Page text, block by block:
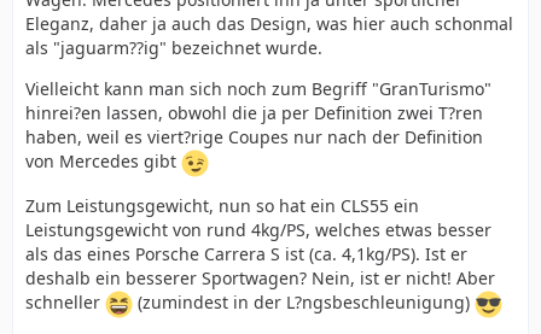
Eleganz, daher ja auch das Design, was hier auch schonmal
als "jaguarm??ig" bezeichnet wurde.
Vielleicht kann man sich noch zum Begriff "GranTurismo"
hinrei?en lassen, obwohl die ja per Definition zwei T?ren
haben, weil es viert?rige Coupes nur nach der Definition
von Mercedes gibt
Zum Leistungsgewicht, nun so hat ein CLS55 ein
Leistungsgewicht von rund 4kg/PS, welches etwas besser
als das eines Porsche Carrera S ist (ca. 4,1kg/PS). Ist er
deshalb ein besserer Sportwagen? Nein, ist er nicht! Aber
schneller
(zumindest in der L?ngsbeschleunigung)